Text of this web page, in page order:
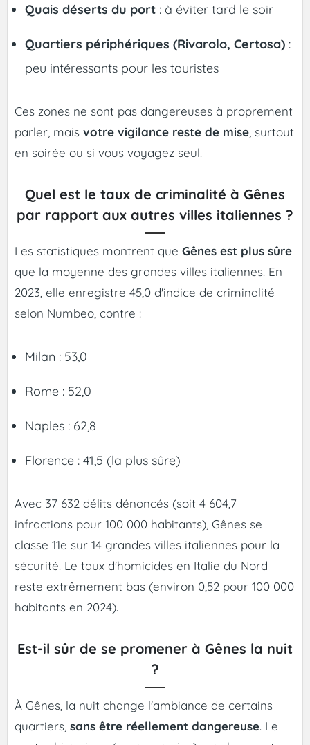
Quais déserts du port : à éviter tard le soir
Quartiers périphériques (Rivarolo, Certosa) :
peu intéressants pour les touristes
Ces zones ne sont pas dangereuses à proprement
parler, mais votre vigilance reste de mise , surtout
en soirée ou si vous voyagez seul.
Quel est le taux de criminalité à Gênes
par rapport aux autres villes italiennes ?
Les statistiques montrent que Gênes est plus sûre
que la moyenne des grandes villes italiennes. En
2023, elle enregistre 45,0 d'indice de criminalité
selon Numbeo, contre :
Milan : 53,0
Rome : 52,0
Naples : 62,8
Florence : 41,5 (la plus sûre)
Avec 37 632 délits dénoncés (soit 4 604,7
infractions pour 100 000 habitants), Gênes se
classe 11e sur 14 grandes villes italiennes pour la
sécurité. Le taux d'homicides en Italie du Nord
reste extrêmement bas (environ 0,52 pour 100 000
habitants en 2024).
Est-il sûr de se promener à Gênes la nuit
?
À Gênes, la nuit change l'ambiance de certains
quartiers, sans être réellement dangereuse. Le